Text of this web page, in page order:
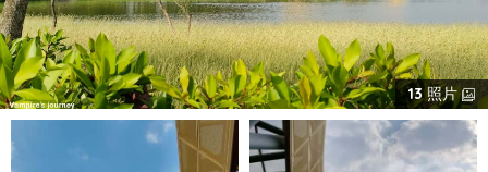
13照片